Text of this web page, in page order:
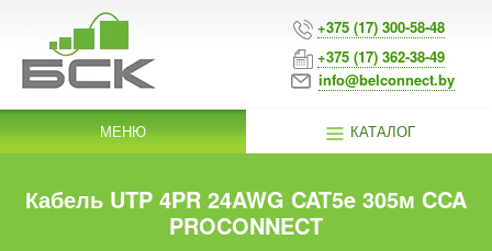
+375 (17) 300-58-48
+375 (17) 362-38-49
info@belconnect.by
МЕНЮ КАТАЛОГ
Кабель UTP 4PR 24AWG CAT5e 305м CCA
PROCONNECT